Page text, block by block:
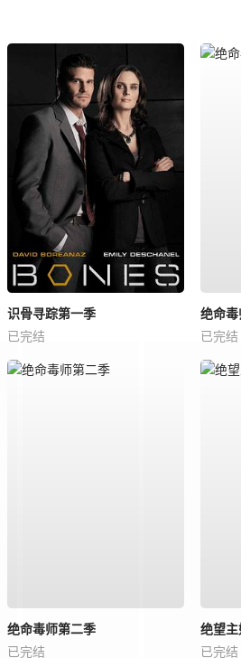
识骨寻踪第一季
已完结
绝命
已完结
绝命毒师第二季
已完结
绝望
已完结